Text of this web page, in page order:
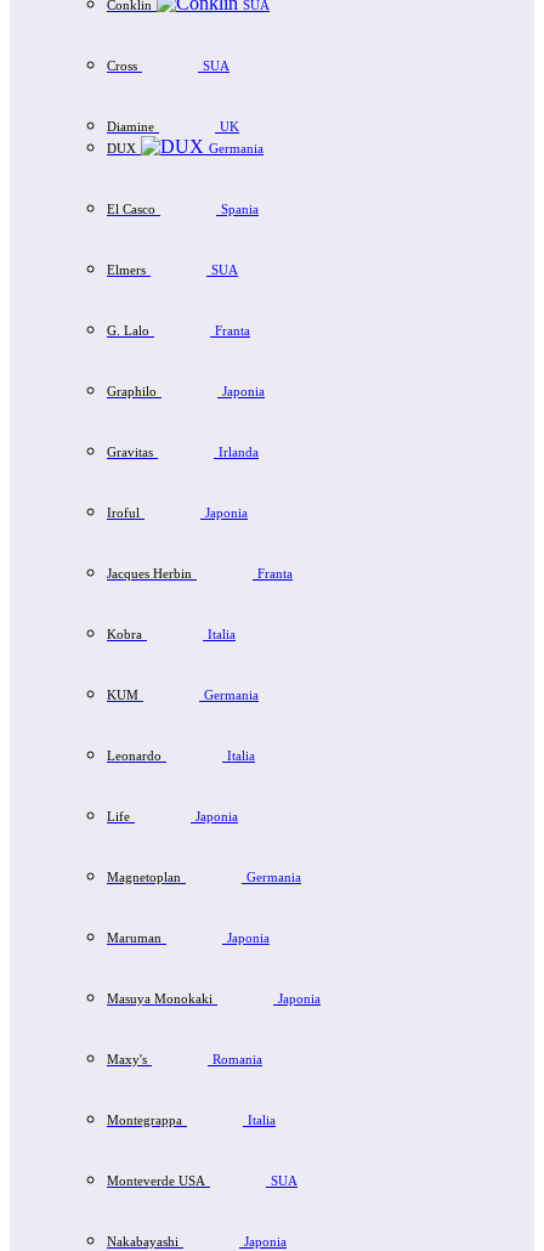
Conklin
SUA
Cross SUA
Diamine
UK
DUX
Germania
El Casco Spania
Elmers SUA
G. Lalo Franta
Graphilo Japonia
Gravitas Irlanda
Iroful Japonia
Jacques Herbin Franta
Kobra Italia
KUM Germania
Leonardo Italia
Life Japonia
Magnetoplan Germania
Maruman Japonia
Masuya Monokaki Japonia
Maxy's Romania
Montegrappa Italia
Monteverde USA SUA
Nakabayashi Japonia